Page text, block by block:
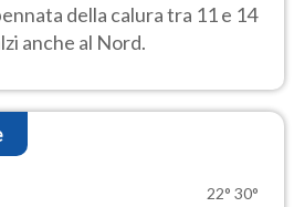
della calura tra 11 e 14
anche al Nord.
22° 30°